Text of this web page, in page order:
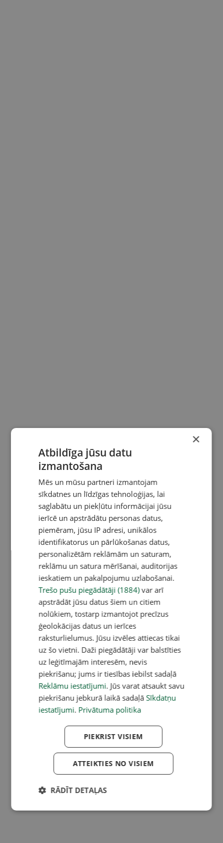
×
Atbildīga jūsu datu
izmantošana
Mēs un mūsu partneri izmantojam
sīkdatnes un līdzīgas tehnoloģijas, lai
saglabātu un piekļūtu informācijai jūsu
ierīcē un apstrādātu personas datus,
piemēram, jūsu IP adresi, unikālos
identifikatorus un pārlūkošanas datus,
personalizētām reklāmām un saturam,
reklāmu un satura mērīšanai, auditorijas
ieskatiem un pakalpojumu uzlabošanai.
Trešo pušu piegādātāji (1884)var arī
apstrādāt jūsu datus šiem un citiem
nolūkiem, tostarp izmantojot precīzus
ģeolokācijas datus un ierīces
raksturlielumus. Jūsu izvēles attiecas tikai
uz šo vietni. Daži piegādātāji var balstīties
uz leģitīmajām interesēm, nevis
piekrišanu; jums ir tiesības iebilst sadaļā
Reklāmu iestatījumi. Jūs varat atsaukt savu
piekrišanu jebkurā laikā sadaļā Sīkdatņu
iestatījumi. Privātuma politika
PIEKRIST VISIEM
ATTEIKTIES NO VISIEM
RĀDĪT DETAĻAS